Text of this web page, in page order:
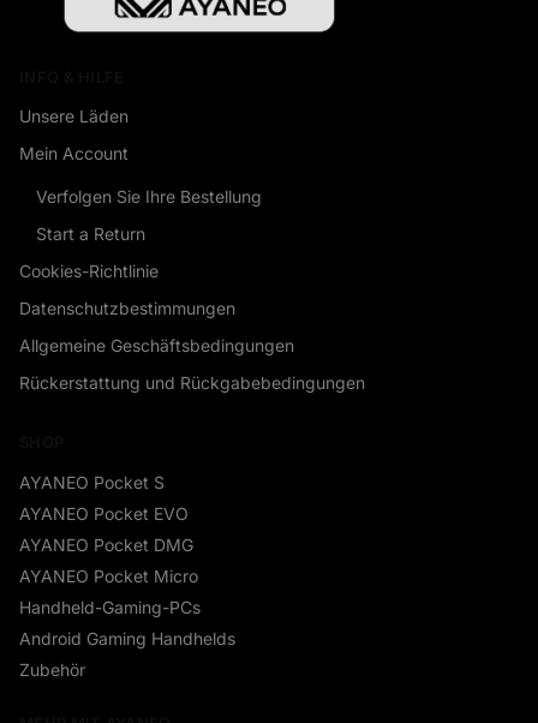
Unsere Läden
Mein Account
Verfolgen Sie Ihre Bestellung
Start a Return
Cookies-Richtlinie
Datenschutzbestimmungen
Allgemeine Geschäftsbedingungen
Rückerstattung und Rückgabebedingungen
AYANEO Pocket S
AYANEO Pocket EVO
AYANEO Pocket DMG
AYANEO Pocket Micro
Handheld-Gaming-PCs
Android Gaming Handhelds
Zubehör